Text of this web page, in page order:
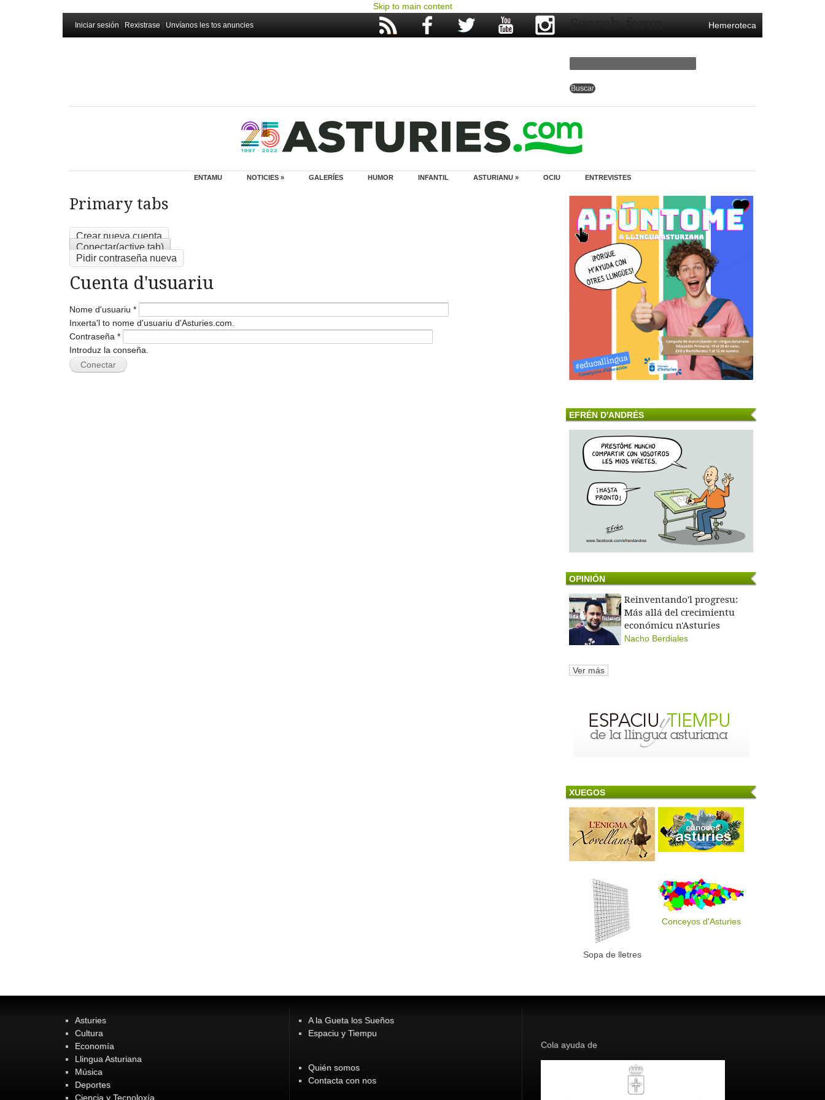
Skip to main content
Iniciar sesión Rexistrase Unvíanos les tos anuncies Hemeroteca
Search form
ENTAMU NOTICIES » GALERÍES HUMOR INFANTIL ASTURIANU » OCIU ENTREVISTES
Primary tabs
Crear nueva cuenta
Conectar(active tab)
Pidir contraseña nueva
Cuenta d'usuariu
Nome d'usuariu *
Inxerta'l to nome d'usuariu d'Asturies.com.
Contraseña *
Introduz la conseña.
EFRÉN D'ANDRÉS
OPINIÓN
Reinventando'l progresu:
Más allá del crecimientu
económicu n'Asturies
Nacho Berdiales
Ver más
XUEGOS
Sopa de lletres
Conceyos d'Asturies
Asturies
Cultura
Economía
Llingua Asturiana
Música
Deportes
Ciencia y Tecnoloxía
A la Gueta los Sueños
Espaciu y Tiempu
Quién somos
Contacta con nos
Cola ayuda de